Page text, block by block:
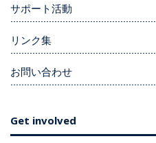
サポート活動
リンク集
お問い合わせ
Get involved